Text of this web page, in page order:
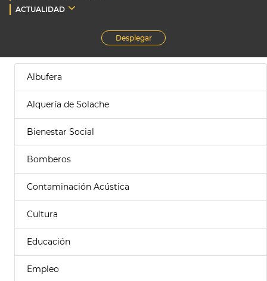
ACTUALIDAD
Desplegar
Albufera
Alquería de Solache
Bienestar Social
Bomberos
Contaminación Acústica
Cultura
Educación
Empleo